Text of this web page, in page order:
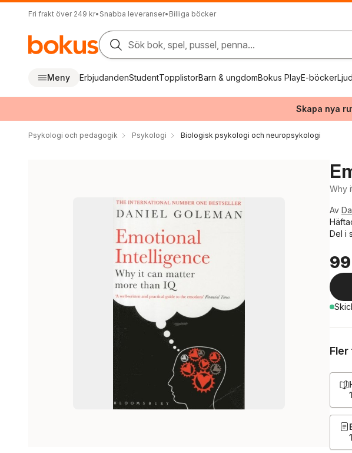
Fri frakt över 249 kr• Snabba leveranser• Billiga böcker
Sök bok, spel, pussel, penna...
Meny ErbjudandenStudentTopplistorBarn & ungdomBokus PlayE-böcker
Skapa nya
Psykologi och pedagogik Psykologi Biologisk psykologi och neuropsykologi
Why
Av
Del i